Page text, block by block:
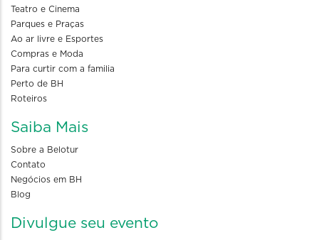
Teatro e Cinema
Parques e Praças
Ao ar livre e Esportes
Compras e Moda
Para curtir com a familia
Perto de BH
Roteiros
Saiba Mais
Sobre a Belotur
Contato
Negócios em BH
Blog
Divulgue seu evento